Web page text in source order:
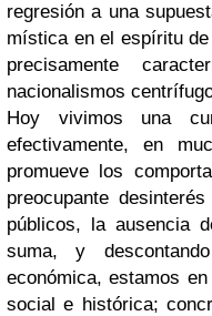
regresión a una
mística en el espíritu
precisamente
nacionalismos
Hoy vivimos una
efectivamente, en
promueve los
preocupante
públicos, la ausencia
suma, y
económica, estamos
social e histórica;